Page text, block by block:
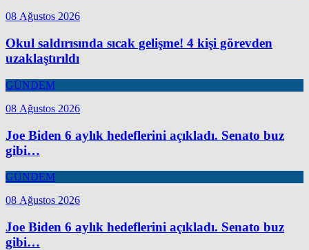
08 Ağustos 2026
Okul saldırısında sıcak gelişme! 4 kişi görevden
uzaklaştırıldı
GÜNDEM
08 Ağustos 2026
Joe Biden 6 aylık hedeflerini açıkladı. Senato buz
gibi…
GÜNDEM
08 Ağustos 2026
Joe Biden 6 aylık hedeflerini açıkladı. Senato buz
gibi…